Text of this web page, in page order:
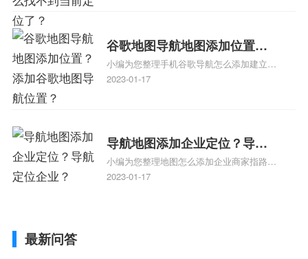
服务中心位置、抖音突然不显示定位了相关
地图标注知识，详情可查看下方正文！
谷歌地图导航地图添加位置？
添加谷歌地图导航位置？
小编为您整理手机谷歌导航怎么添加建立多
人位置、如何在地图，谷歌地图添加公司位
2023-01-17
导航地图添加企业定位？导航
定位企业？
小编为您整理地图怎么添加企业商家指路人
地图标注服务中心铺名称、地图怎么添加企
2023-01-17
最新问答